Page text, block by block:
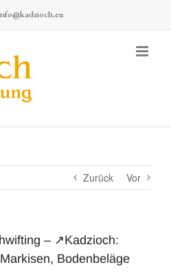
Zurück Vor
– ↗️Kadzioch:
Bodenbeläge